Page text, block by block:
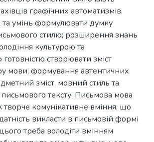
графічних автоматизмів,
умінь формулювати думку
стилю; розширення знань
культурою та
створювати зміст
мови; формування автентичних
зміст, мовний стиль та
тексту. Письмова мова
творче комунікативне вміння, що
викласти в письмовій формі
треба володіти вмінням